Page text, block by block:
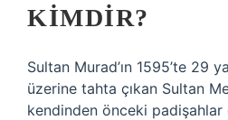
KIMDIR?
Sultan Murad’ın 1595’te 29
üzerine tahta çıkan Sultan
kendinden önceki